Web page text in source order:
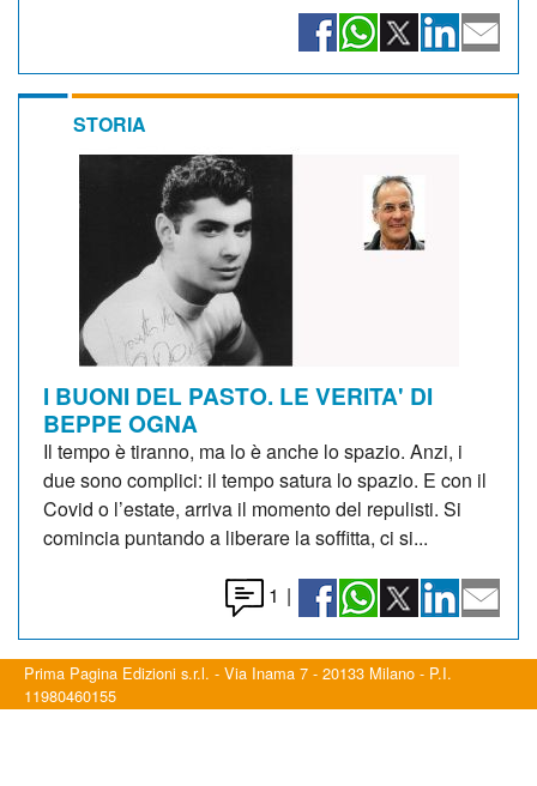
STORIA
I BUONI DEL PASTO. LE VERITA' DI
BEPPE OGNA
Il tempo è tiranno, ma lo è anche lo spazio. Anzi, i
due sono complici: il tempo satura lo spazio. E con il
Covid o l’estate, arriva il momento del repulisti. Si
comincia puntando a liberare la soffitta, ci si...
1 |
Prima Pagina Edizioni s.r.l. - Via Inama 7 - 20133 Milano - P.I.
11980460155